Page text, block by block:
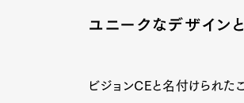
ユニークなデザイン
ビジョンCEと名付けられた